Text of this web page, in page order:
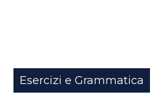
Esercizi e Grammatica